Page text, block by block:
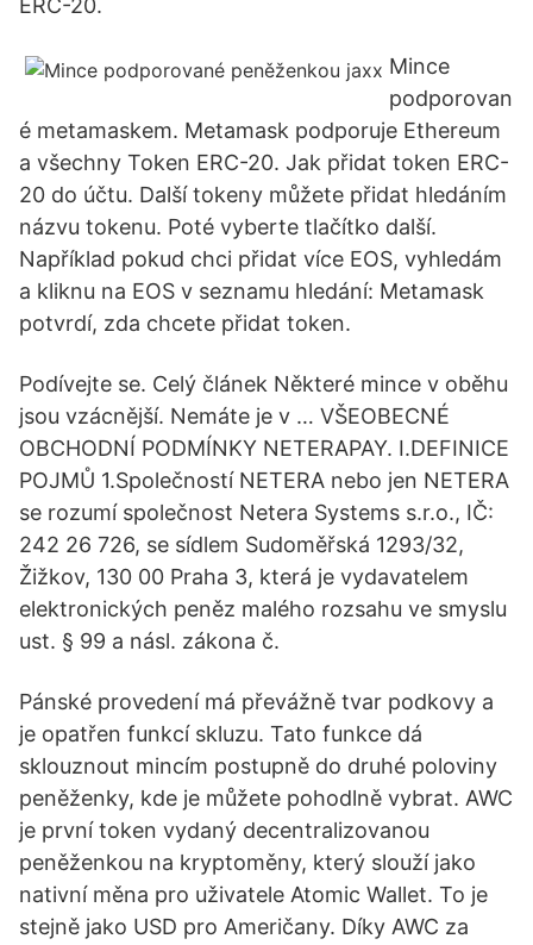
ERC-20.
Mince
podporovan
é metamaskem. Metamask podporuje Ethereum
a všechny Token ERC-20. Jak přidat token ERC-
20 do účtu. Další tokeny můžete přidat hledáním
názvu tokenu. Poté vyberte tlačítko další.
Například pokud chci přidat více EOS, vyhledám
a kliknu na EOS v seznamu hledání: Metamask
potvrdí, zda chcete přidat token.
Podívejte se. Celý článek Některé mince v oběhu
jsou vzácnější. Nemáte je v … VŠEOBECNÉ
OBCHODNÍ PODMÍNKY NETERAPAY. I.DEFINICE
POJMŮ 1.Společností NETERA nebo jen NETERA
se rozumí společnost Netera Systems s.r.o., IČ:
242 26 726, se sídlem Sudoměřská 1293/32,
Žižkov, 130 00 Praha 3, která je vydavatelem
elektronických peněz malého rozsahu ve smyslu
ust. § 99 a násl. zákona č.
Pánské provedení má převážně tvar podkovy a
je opatřen funkcí skluzu. Tato funkce dá
sklouznout mincím postupně do druhé poloviny
peněženky, kde je můžete pohodlně vybrat. AWC
je první token vydaný decentralizovanou
peněženkou na kryptoměny, který slouží jako
nativní měna pro uživatele Atomic Wallet. To je
stejně jako USD pro Američany. Díky AWC za